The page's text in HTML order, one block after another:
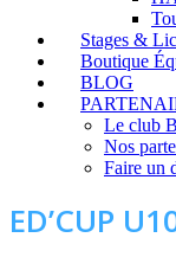
Stages &
Boutique
BLOG
Le club
Nos
Faire un
ED’CUP